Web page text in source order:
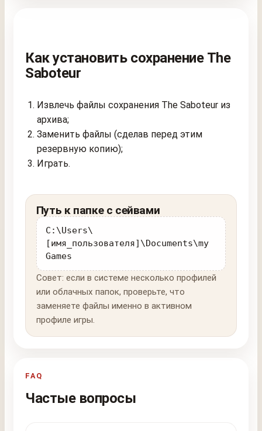
Как установить сохранение The
Saboteur
Извлечь файлы сохранения The Saboteur из
архива;
Заменить файлы (сделав перед этим
резервную копию);
Играть.
Путь к папке с сейвами
C:\Users\
[имя_пользователя]\Documents\my
Games
Совет: если в системе несколько профилей
или облачных папок, проверьте, что
заменяете файлы именно в активном
профиле игры.
FAQ
Частые вопросы